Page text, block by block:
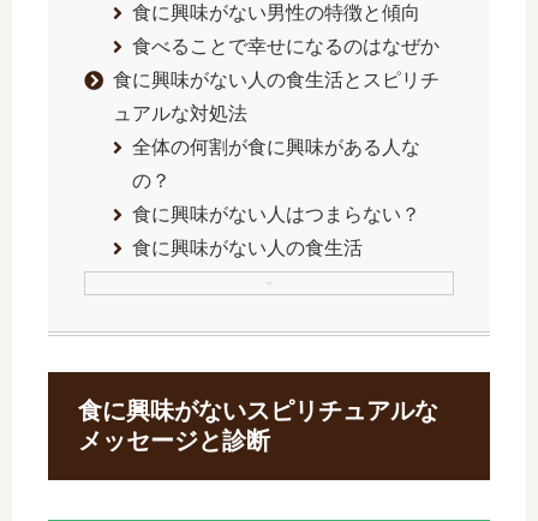
食に興味がない男性の特徴と傾向
食べることで幸せになるのはなぜか
食に興味がない人の食生活とスピリチ
ュアルな対処法
全体の何割が食に興味がある人な
の？
食に興味がない人はつまらない？
食に興味がない人の食生活
食に興味がないスピリチュアルな
メッセージと診断